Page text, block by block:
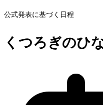
公式発表に基づく日程
くつろぎのひ